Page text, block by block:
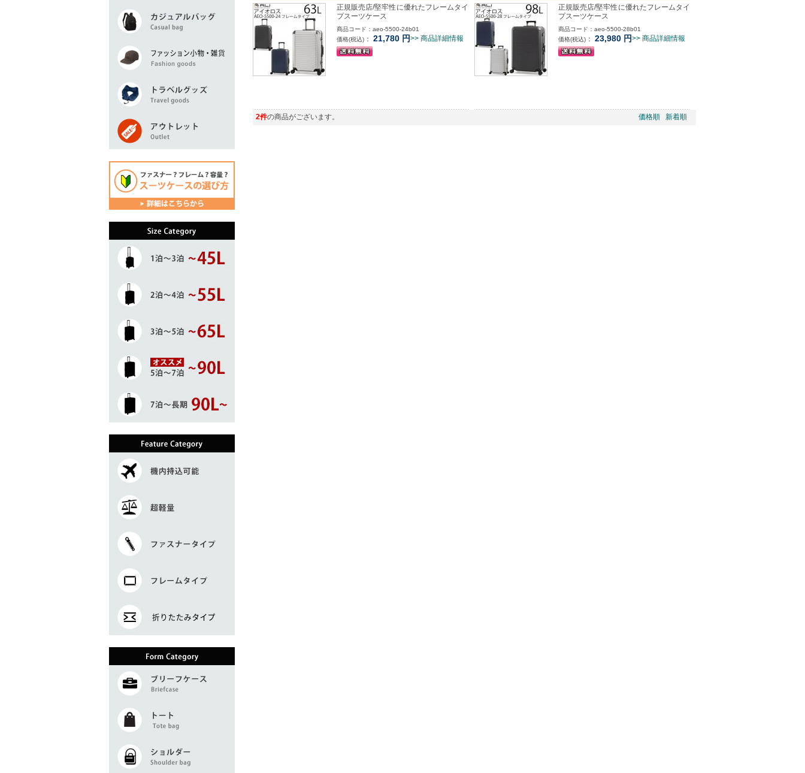
正規販売店/堅牢性に優れたフレームタイ
プスーツケース
商品コード：aeo-5500-24b01
価格(税込) ： 21,780 円>> 商品詳細情報
正規販売店/堅牢性に優れたフレームタイ
プスーツケース
商品コード：aeo-5500-28b01
価格(税込) ： 23,980 円>> 商品詳細情報
2件の商品がございます。 価格順 新着順